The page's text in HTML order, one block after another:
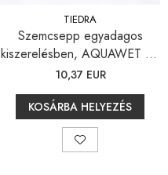
TIEDRA
Szemcsepp egyadagos
kiszerelésben, AQUAWET 30
x 0,4 ml
10,37 EUR
KOSÁRBA HELYEZÉS